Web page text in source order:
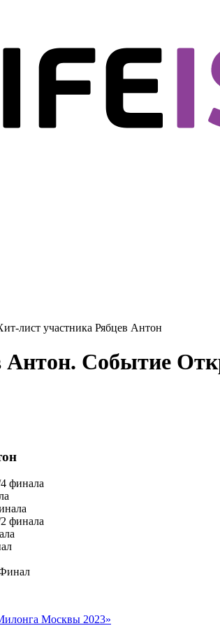
лист участника Рябцев Антон
Антон. Событие
финала
финала
Москвы 2023»